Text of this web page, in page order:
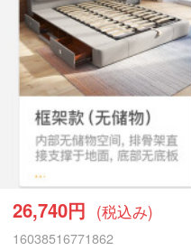
26,740円 (税込み)
16038516771862